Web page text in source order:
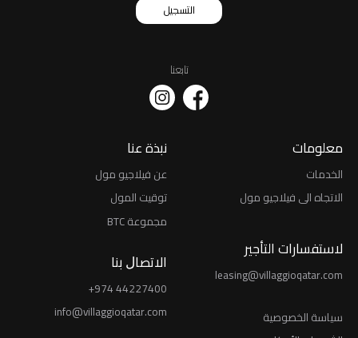
التسجيل
تابعنا
معلومات
الخدمات
الاتجاه الى فيلاجيو مول
نبذة عنا
عن فيلاجيو مول
توقيت المول
مجموعة BTC
لاستفسارات التأجير
leasing@villaggioqatar.com
ﺳﻴﺎﺳﺔ اﻟﺨﺼﻮﺻﻴﺔ
اﻻﺗﺼﺎﻝ ﺑﻨﺎ
+974 44227400
info@villaggioqatar.com